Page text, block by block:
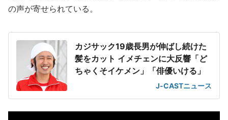
の声が寄せられている。
カジサック19歳長男が伸ばし続けた
髪をカット イメチェンに大反響「ど
ちゃくそイケメン」「俳優いける」
J-CASTニュース